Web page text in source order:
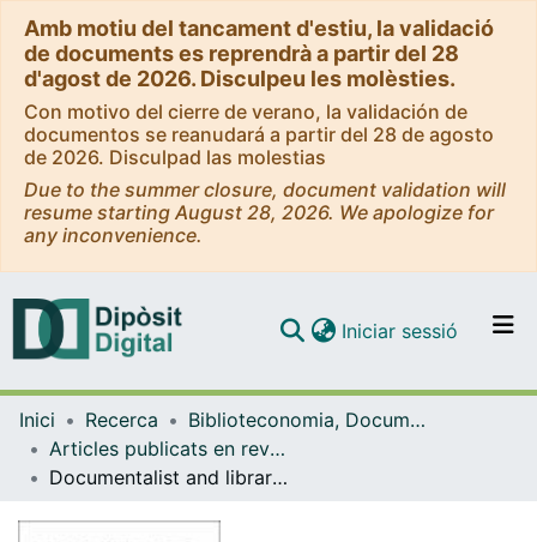
Amb motiu del tancament d'estiu, la validació
de documents es reprendrà a partir del 28
d'agost de 2026. Disculpeu les molèsties.
Con motivo del cierre de verano, la validación de
documentos se reanudará a partir del 28 de agosto
de 2026. Disculpad las molestias
Due to the summer closure, document validation will
resume starting August 28, 2026. We apologize for
any inconvenience.
Navega per tot el DD
Iniciar sessió (current)
Inici Recerca
Biblioteconomia, Documentació i Comunicació Audiovisual
Articles publicats en revistes (Biblioteconomia, Documentació i Comunicació Audiovisual)
Documentalist and librarian education in Catalonia